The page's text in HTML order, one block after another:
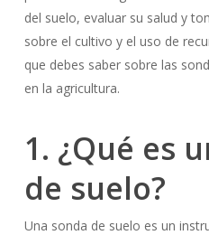
del suelo, evaluar su salud y
sobre el cultivo y el uso de
que debes saber sobre las
en la agricultura.
1. ¿Qué es
de suelo?
Una sonda de suelo es un